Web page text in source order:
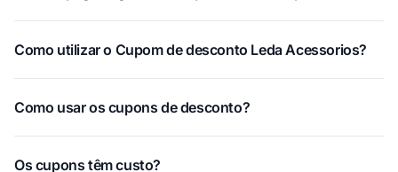
Como utilizar o Cupom de desconto Leda Acessorios?
Como usar os cupons de desconto?
Os cupons têm custo?